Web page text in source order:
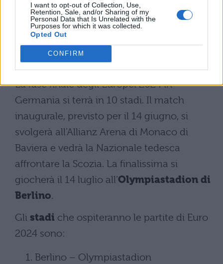
I want to opt-out of Collection, Use,
Retention, Sale, and/or Sharing of my
Personal Data that Is Unrelated with the
Purposes for which it was collected.
Opted Out
CONFIRM
saranno Berlino, Colonia, Dortmund,
Düsseldorf, Francoforte, Gelsenkirchen,
Amburgo, Lipsia, Monaco di Baviera e
Stoccarda.
La fase finale degli Europei 2024 in
Germania si terrà in 10 stadi. Il match
inaugurale, previsto per il 14 giugno, si
svolgerà all’Allianz Arena di Monaco di
Baviera e vedrà la Nazionale tedesca
affrontare la Scozia. La finalissima si
giocherà il 14 luglio all’Olympiastadion di
Berlino.
Gli stadi che ospiteranno le partite di Euro
2024 sono:
Berlino – Olympiastadion